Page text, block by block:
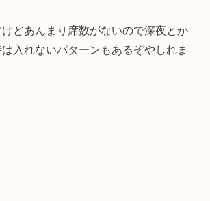
どあんまり席数がないので深夜とか
入れないパターンもあるぞやしれま